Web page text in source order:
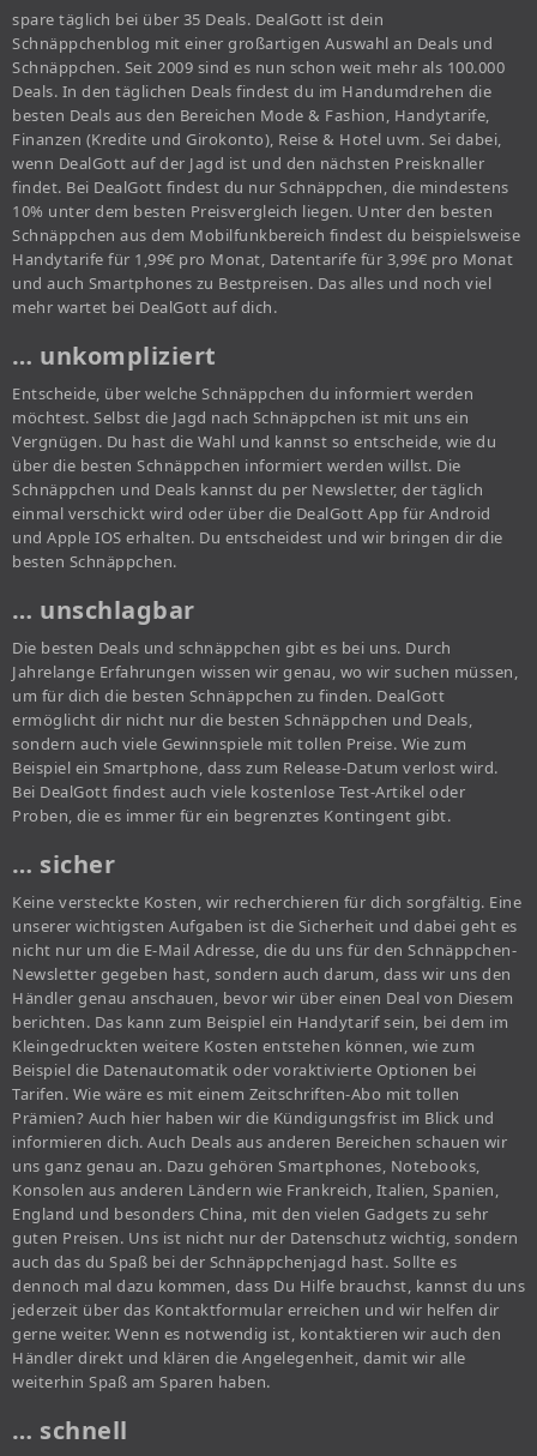
spare täglich bei über 35 Deals. DealGott ist dein
Schnäppchenblog mit einer großartigen Auswahl an Deals und
Schnäppchen. Seit 2009 sind es nun schon weit mehr als 100.000
Deals. In den täglichen Deals findest du im Handumdrehen die
besten Deals aus den Bereichen Mode & Fashion, Handytarife,
Finanzen (Kredite und Girokonto), Reise & Hotel uvm. Sei dabei,
wenn DealGott auf der Jagd ist und den nächsten Preisknaller
findet. Bei DealGott findest du nur Schnäppchen, die mindestens
10% unter dem besten Preisvergleich liegen. Unter den besten
Schnäppchen aus dem Mobilfunkbereich findest du beispielsweise
Handytarife für 1,99€ pro Monat, Datentarife für 3,99€ pro Monat
und auch Smartphones zu Bestpreisen. Das alles und noch viel
mehr wartet bei DealGott auf dich.
… unkompliziert
Entscheide, über welche Schnäppchen du informiert werden
möchtest. Selbst die Jagd nach Schnäppchen ist mit uns ein
Vergnügen. Du hast die Wahl und kannst so entscheide, wie du
über die besten Schnäppchen informiert werden willst. Die
Schnäppchen und Deals kannst du per Newsletter, der täglich
einmal verschickt wird oder über die DealGott App für Android
und Apple IOS erhalten. Du entscheidest und wir bringen dir die
besten Schnäppchen.
… unschlagbar
Die besten Deals und schnäppchen gibt es bei uns. Durch
Jahrelange Erfahrungen wissen wir genau, wo wir suchen müssen,
um für dich die besten Schnäppchen zu finden. DealGott
ermöglicht dir nicht nur die besten Schnäppchen und Deals,
sondern auch viele Gewinnspiele mit tollen Preise. Wie zum
Beispiel ein Smartphone, dass zum Release-Datum verlost wird.
Bei DealGott findest auch viele kostenlose Test-Artikel oder
Proben, die es immer für ein begrenztes Kontingent gibt.
… sicher
Keine versteckte Kosten, wir recherchieren für dich sorgfältig. Eine
unserer wichtigsten Aufgaben ist die Sicherheit und dabei geht es
nicht nur um die E-Mail Adresse, die du uns für den Schnäppchen-
Newsletter gegeben hast, sondern auch darum, dass wir uns den
Händler genau anschauen, bevor wir über einen Deal von Diesem
berichten. Das kann zum Beispiel ein Handytarif sein, bei dem im
Kleingedruckten weitere Kosten entstehen können, wie zum
Beispiel die Datenautomatik oder voraktivierte Optionen bei
Tarifen. Wie wäre es mit einem Zeitschriften-Abo mit tollen
Prämien? Auch hier haben wir die Kündigungsfrist im Blick und
informieren dich. Auch Deals aus anderen Bereichen schauen wir
uns ganz genau an. Dazu gehören Smartphones, Notebooks,
Konsolen aus anderen Ländern wie Frankreich, Italien, Spanien,
England und besonders China, mit den vielen Gadgets zu sehr
guten Preisen. Uns ist nicht nur der Datenschutz wichtig, sondern
auch das du Spaß bei der Schnäppchenjagd hast. Sollte es
dennoch mal dazu kommen, dass Du Hilfe brauchst, kannst du uns
jederzeit über das Kontaktformular erreichen und wir helfen dir
gerne weiter. Wenn es notwendig ist, kontaktieren wir auch den
Händler direkt und klären die Angelegenheit, damit wir alle
weiterhin Spaß am Sparen haben.
… schnell